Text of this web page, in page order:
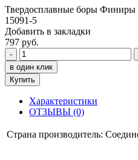
Твердосплавные боры Финиры
15091-5
Добавить в закладки
797 руб.
-
в один клик
Купить
Характеристики
ОТЗЫВЫ (0)
Страна производитель: